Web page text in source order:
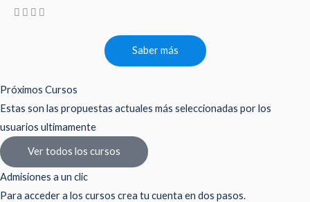
Saber más
Próximos Cursos
Estas son las propuestas actuales más seleccionadas por los
usuarios ultimamente
Ver todos los cursos
Admisiones a un clic
Para acceder a los cursos crea tu cuenta en dos pasos.